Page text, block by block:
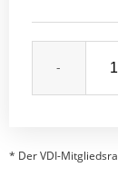
-
* Der VDI-